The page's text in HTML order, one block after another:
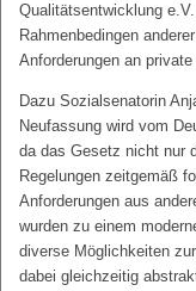
Qualitätsentwicklung
Rahmenbedingen
Anforderungen an
Dazu Sozialsenatorin
Neufassung wird vom
da das Gesetz nicht nur
Regelungen zeitgemäß
Anforderungen aus
wurden zu einem
diverse Möglichkeiten
dabei gleichzeitig